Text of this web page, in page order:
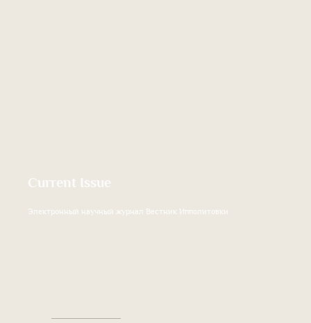
Current Issue
Электронный научный журнал Вестник Ипполитовки